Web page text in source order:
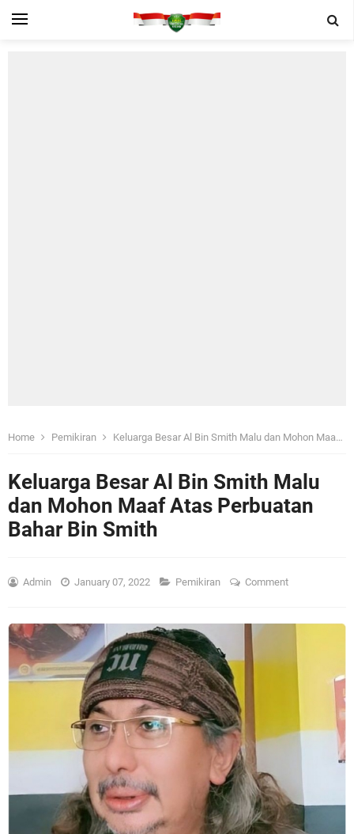
Home Pemikiran Keluarga Besar Al Bin Smith Malu dan Mohon Maaf Atas Perbuatan Bahar Bin Smith
Keluarga Besar Al Bin Smith Malu
dan Mohon Maaf Atas Perbuatan
Bahar Bin Smith
Admin January 07, 2022 Pemikiran Comment